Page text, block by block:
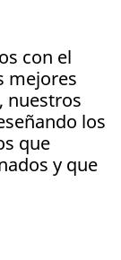
con el
mejores
nuestros
los
que
y que